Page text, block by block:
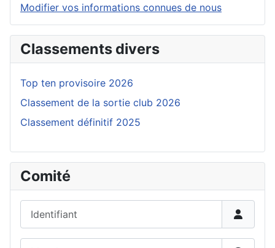
Modifier vos informations connues de nous
Classements divers
Top ten provisoire 2026
Classement de la sortie club 2026
Classement définitif 2025
Comité